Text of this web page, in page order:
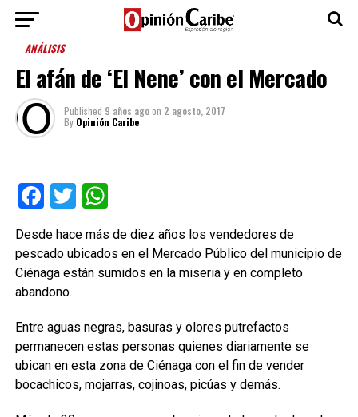
ANÁLISIS
El afán de ‘El Nene’ con el Mercado
Published 9 años agoon 2 agosto, 2017
By Opinión Caribe
Facebook
TwitterWhatsApp
Desde hace más de diez años los vendedores de
pescado ubicados en el Mercado Público del municipio de
Ciénaga están sumidos en la miseria y en completo
abandono.
Entre aguas negras, basuras y olores putrefactos
permanecen estas personas quienes diariamente se
ubican en esta zona de Ciénaga con el fin de vender
bocachicos, mojarras, cojinoas, picúas y demás.